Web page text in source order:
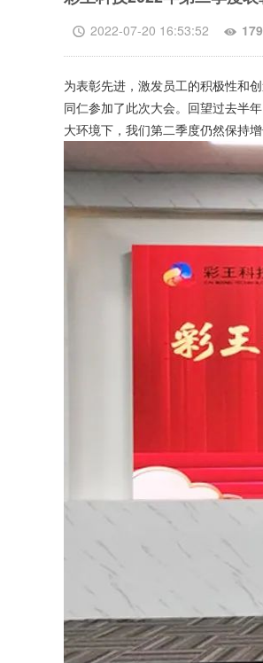
 2022-07-20 16:53:52 
为表彰先进，激发员工的积极性和
同仁参加了此次大会。回望过去半
大环境下，我们第二季度仍然保持